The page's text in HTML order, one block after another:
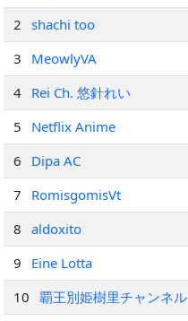
2
shachi too
3
MeowlyVA
4 Rei Ch. 悠針れい
5
Netflix Anime
6
Dipa AC
7
RomisgomisVt
8
aldoxito
9
Eine Lotta
10
覇王別姫樹里チャンネル